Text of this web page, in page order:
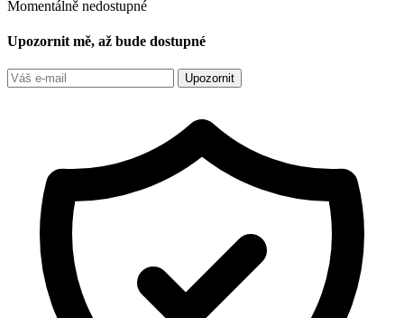
Momentálně nedostupné
Upozornit mě, až bude dostupné
Upozornit